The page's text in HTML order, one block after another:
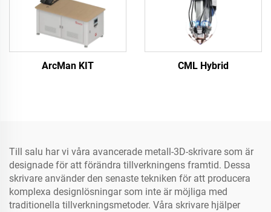
ArcMan KIT CML Hybrid
Till salu har vi våra avancerade metall-3D-skrivare som är
designade för att förändra tillverkningens framtid. Dessa
skrivare använder den senaste tekniken för att producera
komplexa designlösningar som inte är möjliga med
traditionella tillverkningsmetoder. Våra skrivare hjälper